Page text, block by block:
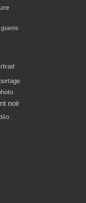
guerre
noir